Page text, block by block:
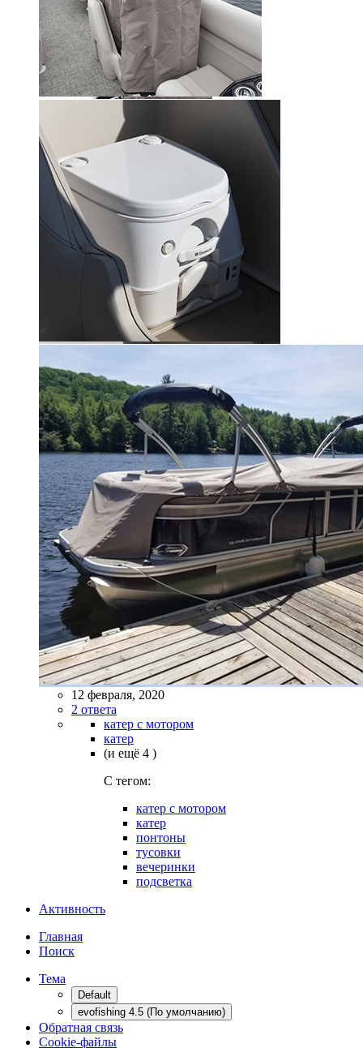
12 февраля, 2020
2 ответа
катер с мотором
катер
(и ещё 4 )
C тегом:
катер с мотором
катер
понтоны
тусовки
вечеринки
подсветка
Активность
Главная
Поиск
Тема
Default
evofishing 4.5 (По умолчанию)
Обратная связь
Cookie-файлы